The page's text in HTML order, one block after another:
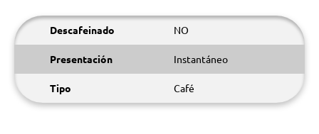
Descafeinado NO
Presentación Instantáneo
Tipo Café